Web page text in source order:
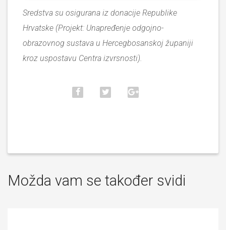
Sredstva su osigurana iz donacije Republike
Hrvatske (Projekt: Unapređenje odgojno-
obrazovnog sustava u Hercegbosanskoj županiji
kroz uspostavu Centra izvrsnosti).
Možda vam se također svidi